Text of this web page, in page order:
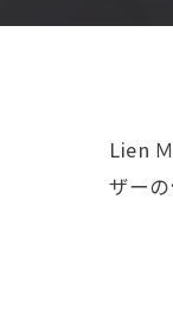
Lien
ザー